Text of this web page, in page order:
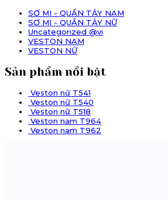
SƠ MI - QUẦN TÂY NAM
SƠ MI - QUẦN TÂY NỮ
Uncategorized @vi
VESTON NAM
VESTON NỮ
Sản phẩm nổi bật
Veston nữ T541
Veston nữ T540
Veston nữ T518
Veston nam T964
Veston nam T962